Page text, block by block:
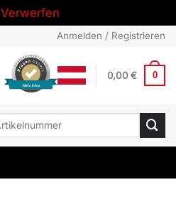
Verwerfen
Anmelden / Registrieren
Mehr Infos
0,00€ 0